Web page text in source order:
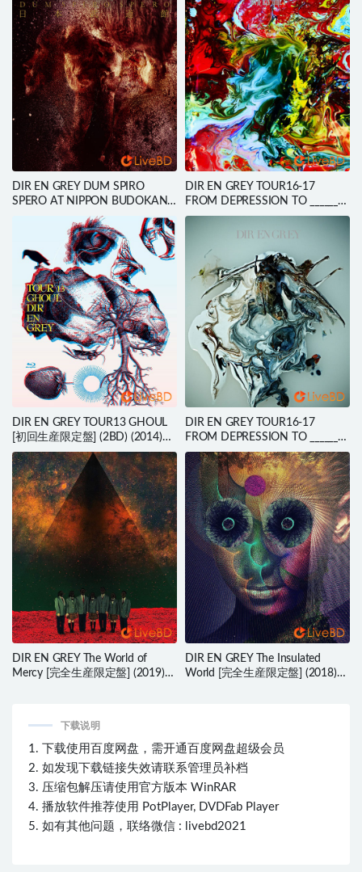
DIR EN GREY DUM SPIRO
SPERO AT NIPPON BUDOKAN
[初回生産限定盤] (2BD) (2014)
BD蓝光原盘 64.4G
DIR EN GREY TOUR16-17
FROM DEPRESSION TO ________
[mode of VULGAR] (2017) BD蓝
光原盘 20.8G
DIR EN GREY TOUR13 GHOUL
[初回生産限定盤] (2BD) (2014)
BD蓝光原盘 51.6G
DIR EN GREY TOUR16-17
FROM DEPRESSION TO ________
[mode of 鬼葬] (2017) BD蓝光原
盘 21.3G
DIR EN GREY The World of
Mercy [完全生産限定盤] (2019)
DIR EN GREY The Insulated
World [完全生産限定盤] (2018)
下载说明
1. 下载使用百度网盘，需开通百度网盘超级会员
2. 如发现下载链接失效请联系管理员补档
3. 压缩包解压请使用官方版本 WinRAR
4. 播放软件推荐使用 PotPlayer, DVDFab Player
5. 如有其他问题，联络微信 : livebd2021